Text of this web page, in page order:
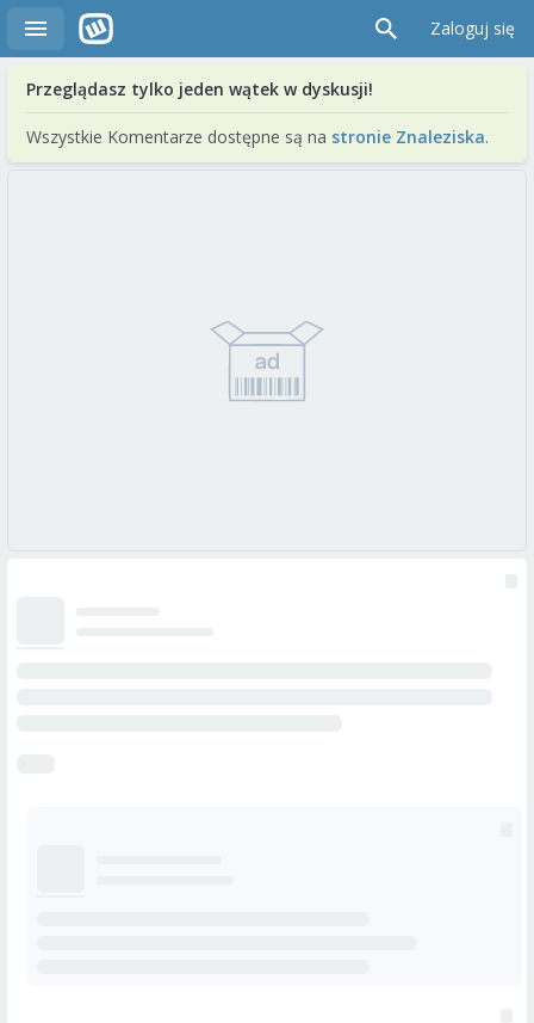
Zaloguj się
Przeglądasz tylko jeden wątek w dyskusji!
Wszystkie Komentarze dostępne są na stronie Znaleziska.